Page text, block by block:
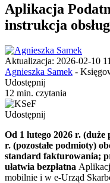
Aplikacja
instrukcja
Aktualizacja: 2026-02-10
Agnieszka Samek -
Udostępnij
12 min. czytania
Udostępnij
Od 1 lutego 2026 r.
r. (pozostałe podmioty)
standard fakturowania;
ułatwia bezpłatna
mobilnie i w e-Urząd